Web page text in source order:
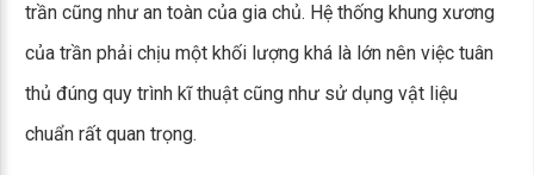
trần cũng như an toàn của gia chủ. Hệ thống khung xương
của trần phải chịu một khối lượng khá là lớn nên việc tuân
thủ đúng quy trình kĩ thuật cũng như sử dụng vật liệu
chuẩn rất quan trọng.